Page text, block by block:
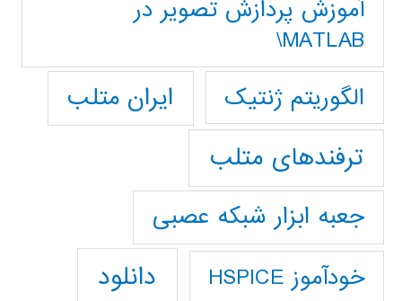
آموزش پردازش تصوير در
MATLAB\
الگوریتم ژنتیک
ایران متلب
ترفندهای متلب
جعبه ابزار شبکه عصبی
خودآموز HSPICE دانلود